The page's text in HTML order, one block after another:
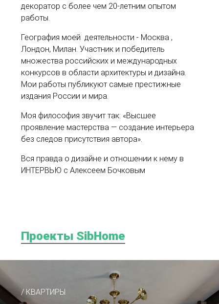
декоратор с более чем 20-летним опытом
работы.
География моей деятельности - Москва ,
Лондон, Милан. Участник и победитель
множества российских и международных
конкурсов в области архитектуры и дизайна.
Мои работы публикуют самые престижные
издания России и мира.
Моя философия звучит так: «Высшее
проявление мастерства — создание интерьера
без следов присутствия автора».
Вся правда о дизайне и отношении к нему в
ИНТЕРВЬЮ с Алексеем Бочковым
Проекты SibHome
/ КВАРТИРЫ